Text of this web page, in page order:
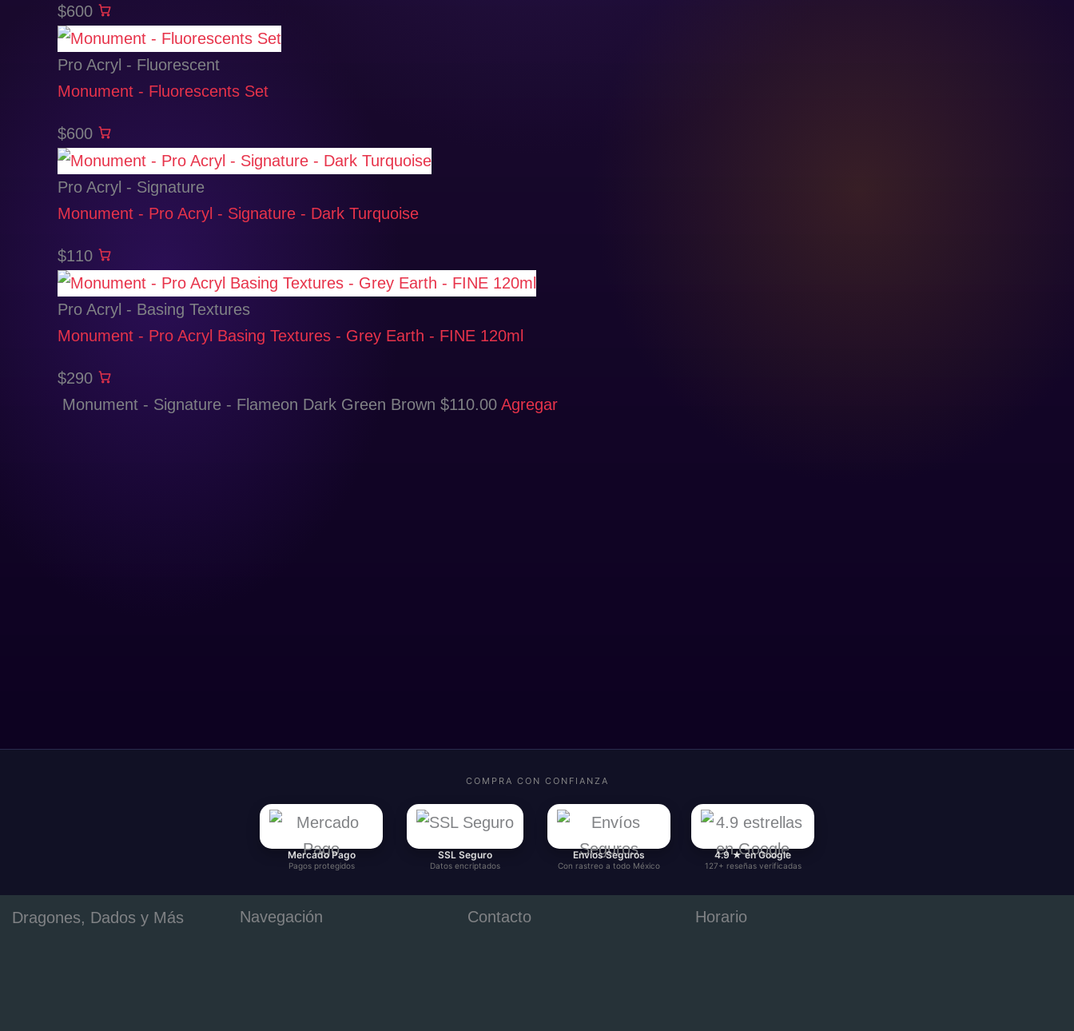
$600
Pro Acryl - Fluorescent
Monument - Fluorescents Set
$600
Pro Acryl - Signature
Monument - Pro Acryl - Signature - Dark Turquoise
$110
Pro Acryl - Basing Textures
Monument - Pro Acryl Basing Textures - Grey Earth - FINE 120ml
$290
Monument - Signature - Flameon Dark Green Brown $110.00 Agregar
COMPRA CON CONFIANZA
Mercado Pago
Pagos protegidos
SSL Seguro
Datos encriptados
Envíos Seguros
Con rastreo a todo México
4.9 ★ en Google
127+ reseñas verificadas
Dragones, Dados y Más Navegación Contacto Horario